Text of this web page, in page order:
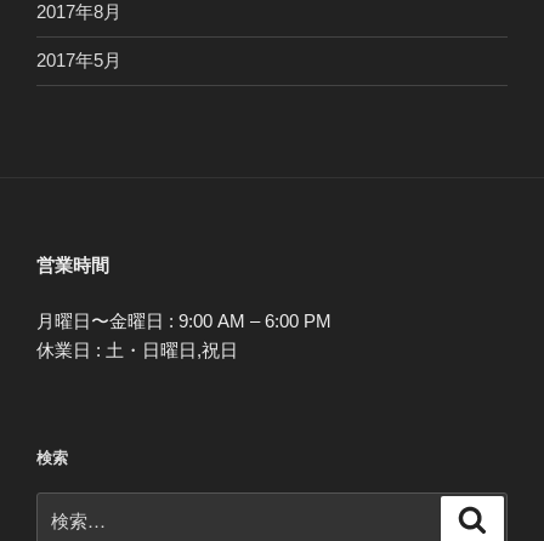
2017年8月
2017年5月
営業時間
月曜日〜金曜日 : 9:00 AM – 6:00 PM
休業日 : 土・日曜日,祝日
検索
索: